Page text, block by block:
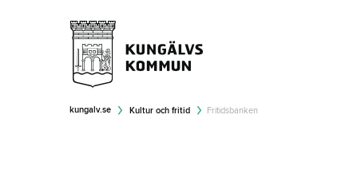
kungalv.se Kultur och fritid Fritidsbanken